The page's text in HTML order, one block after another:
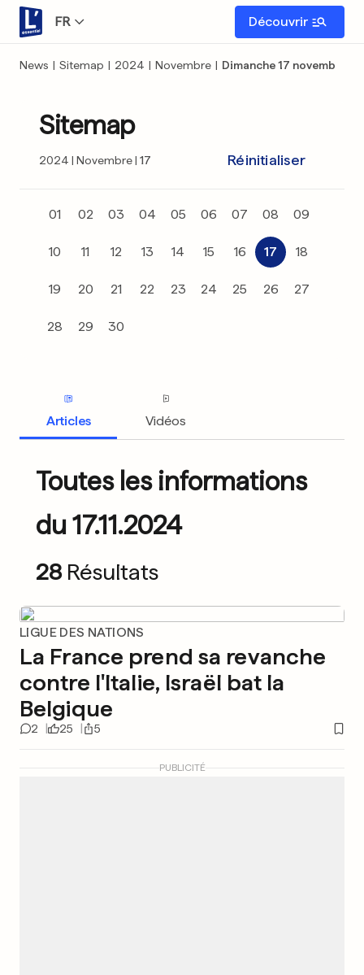
FR Découvrir
News | Sitemap | 2024 | Novembre | Dimanche 17 novembre
Sitemap
2024 Novembre 17 Réinitialiser
01 02 03 04 05 06 07 08 09
10 11 12 13 14 15 16 17 18
19 20 21 22 23 24 25 26 27
28 29 30
Articles Vidéos
Toutes les informations
du 17.11.2024
28 Résultats
LIGUE DES NATIONS
La France prend sa revanche
contre l'Italie, Israël bat la
Belgique
2 25 5
PUBLICITÉ